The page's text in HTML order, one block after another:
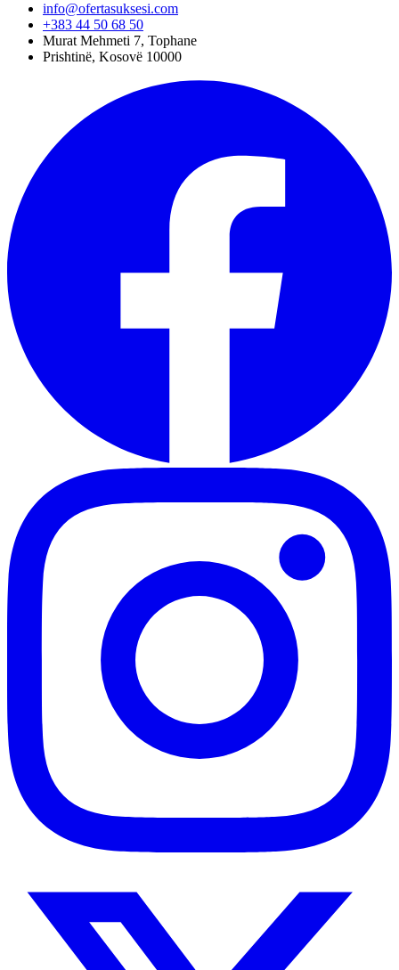
info@ofertasuksesi.com
+383 44 50 68 50
Murat Mehmeti 7, Tophane
Prishtinë, Kosovë 10000